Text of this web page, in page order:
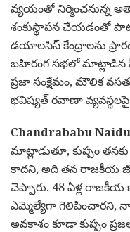
వ్యయంతో నిర్మించనున్న
శంకుస్థాపన చేయడంతో
డయాలసిస్ కేంద్రాలను
బహిరంగ సభలో మాట్లాడిన
ప్రజా సంక్షేమం, మౌలిక
భవిష్యత్ రవాణా వ్యవస్థలపై
Chandrababu
మాట్లాడుతూ, కుప్పం
కాదని, అది తన రాజకీయ
చెప్పారు. 48 ఏళ్ల రాజకీయ
ఎమ్మెల్యేగా గెలిపించారని,
అవకాశం కూడా కుప్పం